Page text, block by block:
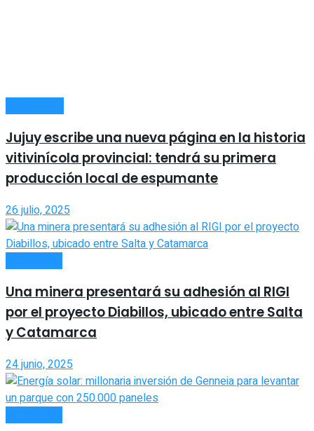
Jujuy escribe una nueva página en la historia
vitivinícola provincial: tendrá su primera
producción local de espumante
26 julio, 2025
Una minera presentará su adhesión al RIGI
por el proyecto Diabillos, ubicado entre Salta
y Catamarca
24 junio, 2025